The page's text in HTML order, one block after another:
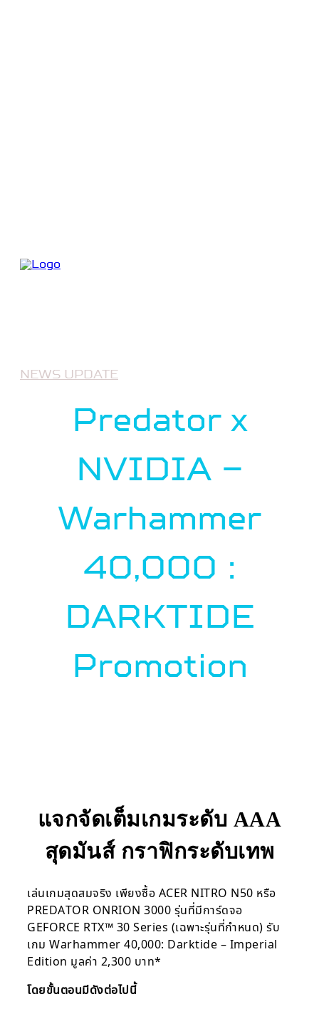
NEWS UPDATE
Predator x
NVIDIA –
Warhammer
40,000 :
DARKTIDE
Promotion
แจกจัดเต็มเกมระดับ AAA
สุดมันส์ กราฟิกระดับเทพ
เล่นเกมสุดสมจริง เพียงซื้อ ACER NITRO N50 หรือ
PREDATOR ONRION 3000 รุ่นที่มีการ์ดจอ
GEFORCE RTX™ 30 Series (เฉพาะรุ่นที่กำหนด) รับ
เกม Warhammer 40,000: Darktide – Imperial
Edition มูลค่า 2,300 บาท*
โดยขั้นตอนมีดังต่อไปนี้